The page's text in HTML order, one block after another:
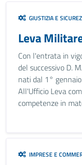
GIUSTIZIA E
Leva
Con l'entrata in
del successivo D.
nati dal 1°
All'Ufficio Leva
competenze in
IMPRESE E